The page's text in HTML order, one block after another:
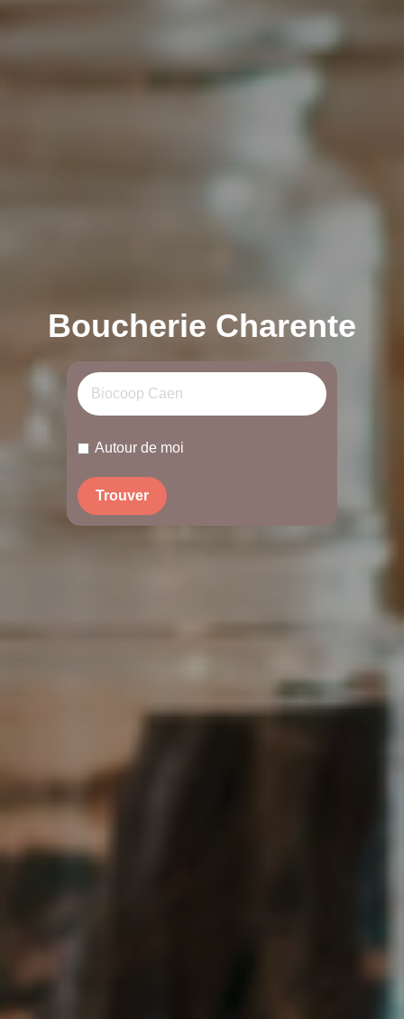
Boucherie Charente
Autour de moi
Trouver